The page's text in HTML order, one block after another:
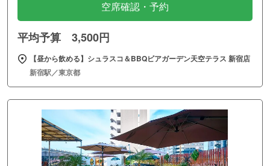
空席確認・予約
平均予算 3,500円
【昼から飲める】シュラスコ＆BBQビアガーデン天空テラス 新宿店
新宿駅／東京都